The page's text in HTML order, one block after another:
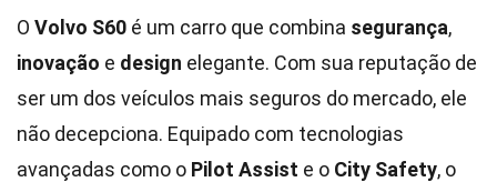
O Volvo S60 é um carro que combina segurança,
inovação e design elegante. Com sua reputação de
ser um dos veículos mais seguros do mercado, ele
não decepciona. Equipado com tecnologias
avançadas como o Pilot Assist e o City Safety, o